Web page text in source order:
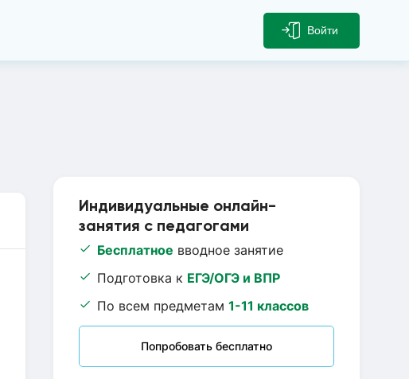
Войти
Индивидуальные онлайн-
занятия с педагогами
Бесплатное вводное занятие
Подготовка к ЕГЭ/ОГЭ и ВПР
По всем предметам 1-11 классов
Попробовать бесплатно